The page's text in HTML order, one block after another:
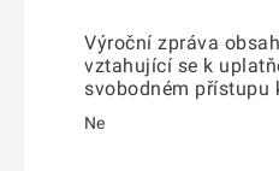
Výroční zpráva
vztahující se k
svobodném přístupu
Ne